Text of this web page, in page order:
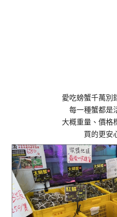
愛吃螃蟹千萬別
每一種蟹都是
大概重量、價格
買的更安